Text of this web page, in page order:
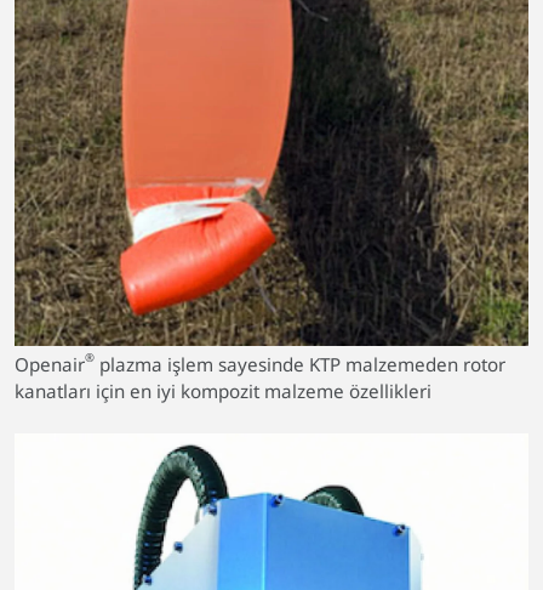
Openair® plazma işlem sayesinde KTP malzemeden rotor
kanatları için en iyi kompozit malzeme özellikleri